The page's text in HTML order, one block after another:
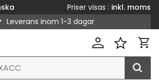
Priser visas
inkl. moms
Leverans inom 1-3 dagar